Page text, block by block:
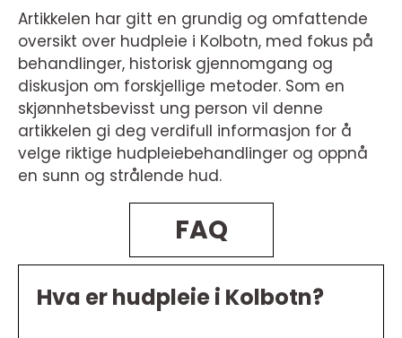
Artikkelen har gitt en grundig og omfattende
oversikt over hudpleie i Kolbotn, med fokus på
behandlinger, historisk gjennomgang og
diskusjon om forskjellige metoder. Som en
skjønnhetsbevisst ung person vil denne
artikkelen gi deg verdifull informasjon for å
velge riktige hudpleiebehandlinger og oppnå
en sunn og strålende hud.
FAQ
Hva er hudpleie i Kolbotn?